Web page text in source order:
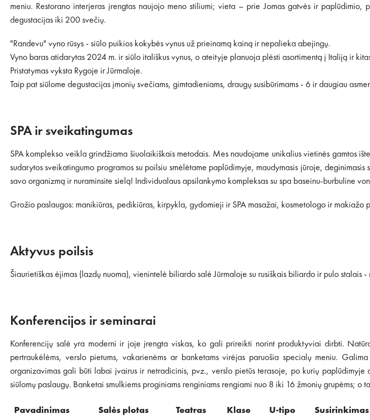
meniu. Restorano interjeras įrengtas naujojo meno stiliumi; vieta – prie Jomas gatvės ir
degustacijas iki 200 svečių.
"Randevu" vyno rūsys - siūlo puikios kokybės vynus už prieinamą kainą ir nepalieka abejingų.
Vyno baras atidarytas 2024 m. ir siūlo itališkus vynus, o ateityje planuoja plėsti asortimentą į Italiją ir
Pristatymas vyksta Rygoje ir Jūrmaloje.
Taip pat siūlome degustacijas įmonių svečiams, gimtadieniams, draugų susibūrimams - 6 ir daugiau
SPA ir sveikatingumas
SPA komplekso veikla grindžiama šiuolaikiškais metodais. Mes naudojame unikalius vietinės gamtos
sudarytos sveikatingumo programos su poilsiu smėlėtame paplūdimyje, maudymasis jūroje,
savo organizmą ir nuraminsite sielą! Individualaus apsilankymo kompleksas su spa baseinu-burbuline
Grožio paslaugos: manikiūras, pedikiūras, kirpykla, gydomieji ir SPA masažai, kosmetologo ir makiažo
Aktyvus poilsis
Šiaurietiškas ėjimas (lazdų nuoma), vienintelė biliardo salė Jūrmaloje su rusiškais biliardo ir pulo stalais
Konferencijos ir seminarai
Konferencijų salė yra moderni ir joje įrengta viskas, ko gali prireikti norint produktyviai dirbti.
pertraukėlėms, verslo pietums, vakarienėms ar banketams virėjas paruošia specialų meniu.
organizavimas gali būti labai įvairus ir netradicinis, pvz., verslo pietūs terasoje, po kurių
siūlomų paslaugų. Banketai smulkiems proginiams renginiams rengiami nuo 8 iki 16 žmonių grupėms;
Pavadinimas Salės plotas Teatras Klase U-tipo Susirinkimas